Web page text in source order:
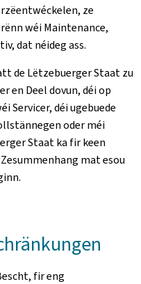
ze
wéi Maintenance,
dat néideg ass.
de Lëtzebuerger Staat zu
en Deel dovun, déi op
Servicer, déi ugebuede
oder méi
Staat ka fir keen
mat esou
fir eng